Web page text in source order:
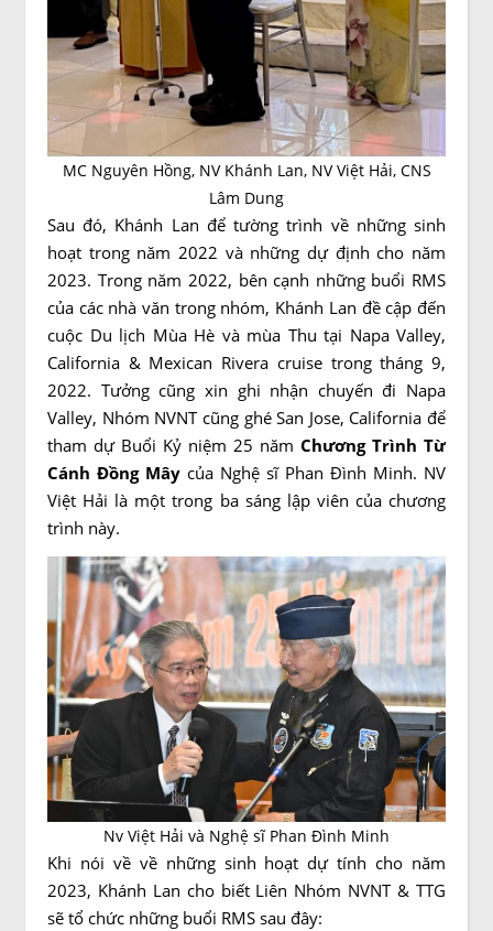
MC Nguyên Hồng, NV Khánh Lan, NV Việt Hải, CNS
Lâm Dung
Sau đó, Khánh Lan để tường trình về những sinh
hoạt trong năm 2022 và những dự định cho năm
2023. Trong năm 2022, bên cạnh những buổi RMS
của các nhà văn trong nhóm, Khánh Lan đề cập đến
cuộc Du lịch Mùa Hè và mùa Thu tại Napa Valley,
California & Mexican Rivera cruise trong tháng 9,
2022. Tưởng cũng xin ghi nhận chuyến đi Napa
Valley, Nhóm NVNT cũng ghé San Jose, California để
tham dự Buổi Kỷ niệm 25 năm Chương Trình Từ
Cánh Đồng Mây của Nghệ sĩ Phan Đình Minh. NV
Việt Hải là một trong ba sáng lập viên của chương
trình này.
Nv Việt Hải và Nghệ sĩ Phan Đình Minh
Khi nói về về những sinh hoạt dự tính cho năm
2023, Khánh Lan cho biết Liên Nhóm NVNT & TTG
sẽ tổ chức những buổi RMS sau đây: